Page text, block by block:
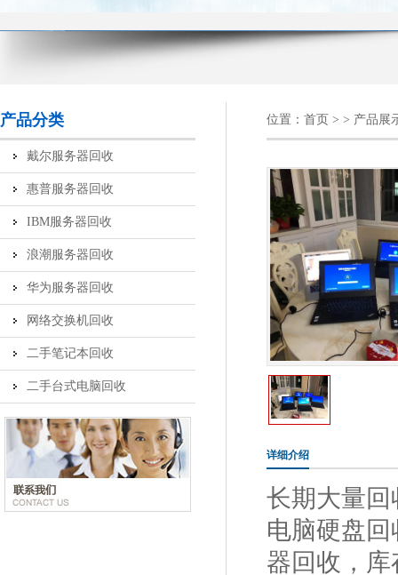
产品分类
戴尔服务器回收
惠普服务器回收
IBM服务器回收
浪潮服务器回收
华为服务器回收
网络交换机回收
二手笔记本回收
二手台式电脑回收
位置： 首页 > > 产品展
详细介绍
长期大量
电脑硬盘回
器回收，